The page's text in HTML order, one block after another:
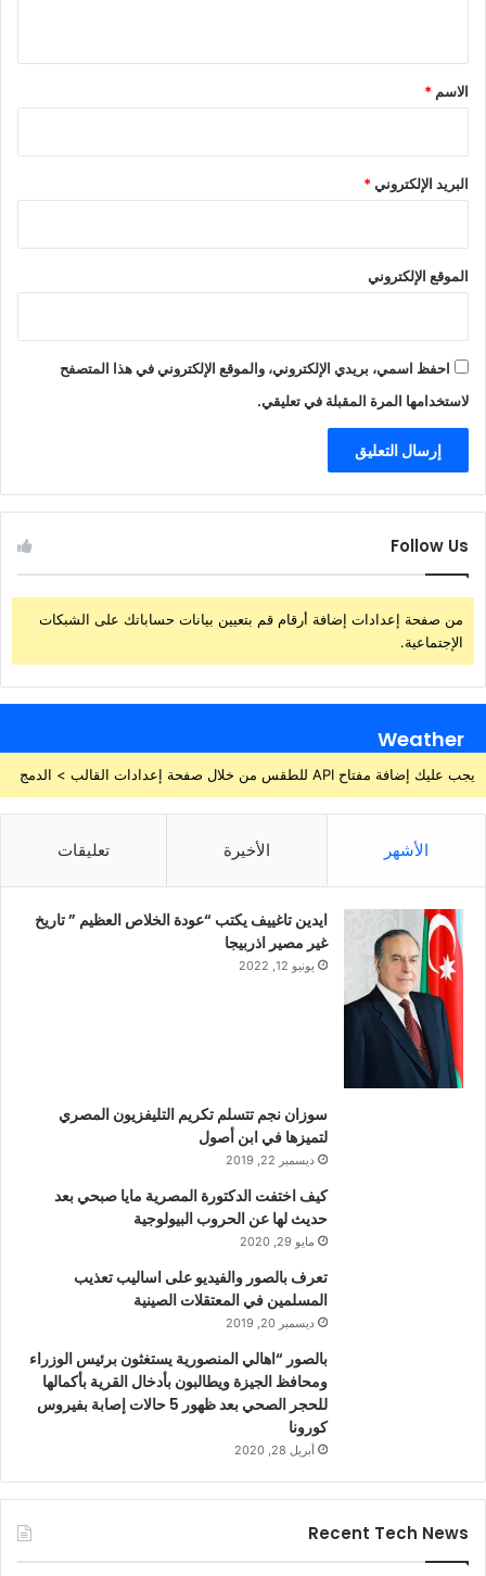
*
الاسم *
البريد الإلكتروني*
الموقع الإلكتروني
احفظ اسمي، بريدي الإلكتروني، والموقع الإلكتروني في هذا المتصفح
لاستخدامها المرة المقبلة في تعليقي.
Follow Us
من صفحة إعدادات إضافة أرقام قم بتعيين بيانات حساباتك على الشبكات
الإجتماعية.
Weather
يجب عليك إضافة مفتاح API للطقس من خلال صفحة إعدادات القالب > الدمج
الأشهر الأخيرة تعليقات
ايدين تاغييف يكتب “عودة الخلاص العظيم ” تاريخ
غير مصير اذربيجا
يونيو 12, 2022
سوزان نجم تتسلم تكريم التليفزيون المصري
لتميزها في ابن أصول
ديسمبر 22, 2019
كيف اختفت الدكتورة المصرية مايا صبحي بعد
حديث لها عن الحروب البيولوجية
مايو 29, 2020
تعرف بالصور والفيديو على اساليب تعذيب
المسلمين في المعتقلات الصينية
ديسمبر 20, 2019
بالصور “اهالي المنصورية يستغثون برئيس الوزراء
ومحافظ الجيزة ويطالبون بأدخال القرية بأكمالها
للحجر الصحي بعد ظهور 5 حالات إصابة بفيروس
كورونا
أبريل 28, 2020
Recent Tech News